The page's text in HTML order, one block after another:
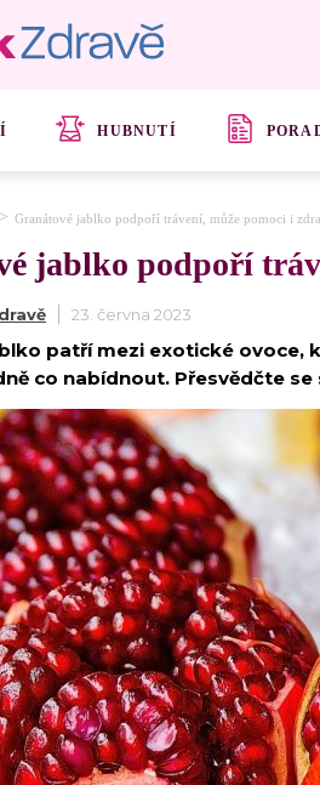
HUBNUTÍ
Granátové jablko podpoří trávení, může pomoci i
jablko podpoří
23. června 2023
patří mezi exotické ovoce,
co nabídnout. Přesvědčte se